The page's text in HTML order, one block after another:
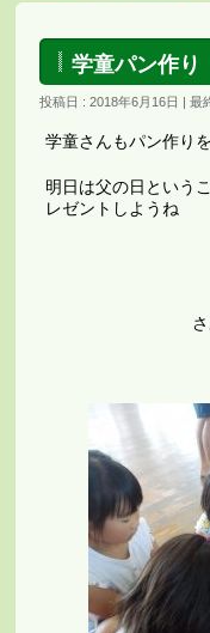
学童パン作り
投稿日 : 2018年6月16日 最
学童さんもパン作り
明日は父の日という
レゼントしようね